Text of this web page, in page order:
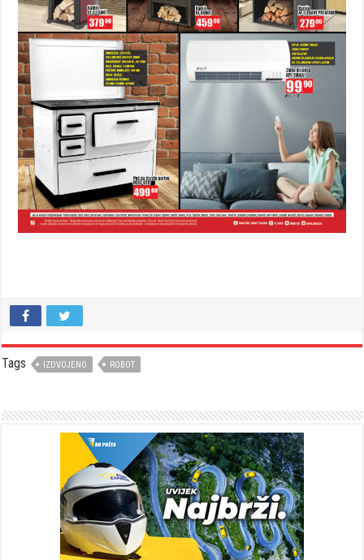
Tags IZDVOJENO ROBOT